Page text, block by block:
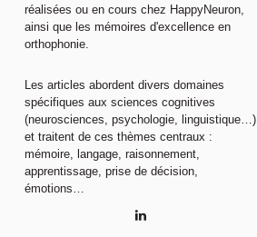
réalisées ou en cours chez HappyNeuron,
ainsi que les mémoires d'excellence en
orthophonie.
Les articles abordent divers domaines
spécifiques aux sciences cognitives
(neurosciences, psychologie, linguistique…)
et traitent de ces thèmes centraux :
mémoire, langage, raisonnement,
apprentissage, prise de décision,
émotions…